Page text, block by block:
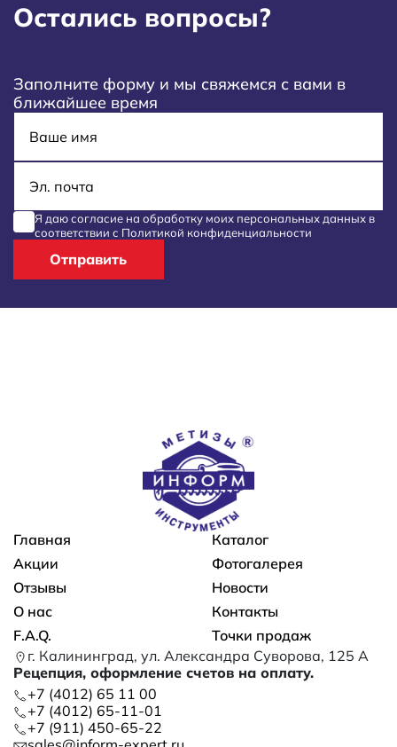
Остались вопросы?
Заполните форму и мы свяжемся с вами в
ближайшее время
Я даю согласие на обработку моих персональных данных в
соответствии с Политикой конфиденциальности
Отправить
Основная навигация
Главная
Каталог
Акции
Фотогалерея
Отзывы
Новости
О нас
Контакты
F.A.Q.
Точки продаж
г. Калининград, ул. Александра Суворова, 125 А
Рецепция, оформление счетов на оплату.
+7 (4012) 65 11 00
+7 (4012) 65-11-01
+7 (911) 450-65-22